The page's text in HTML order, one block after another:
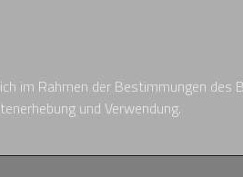
im Rahmen der Bestimmungen
und Verwendung.